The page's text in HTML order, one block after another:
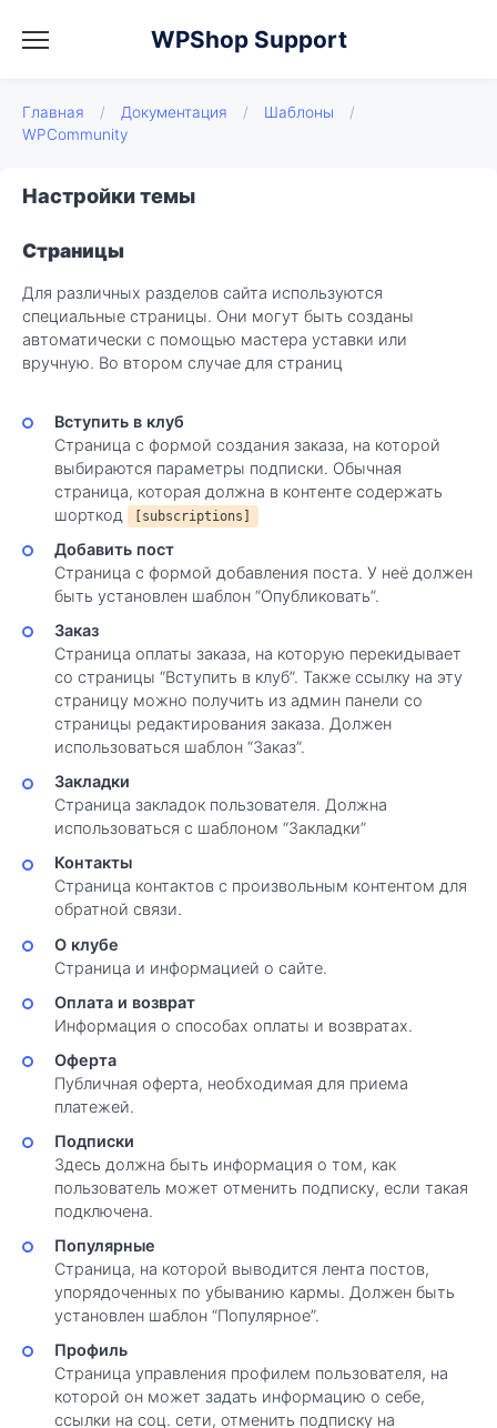
WPShop Support
Главная / Документация / Шаблоны
/
WPCommunity
Настройки темы
Страницы
Для различных разделов сайта используются
специальные страницы. Они могут быть созданы
автоматически с помощью мастера уставки или
вручную. Во втором случае для страниц
Вступить в клуб
Страница с формой создания заказа, на которой
выбираются параметры подписки. Обычная
страница, которая должна в контенте содержать
шорткод
[subscriptions]
Добавить пост
Страница с формой добавления поста. У неё должен
быть установлен шаблон “Опубликовать”.
Заказ
Страница оплаты заказа, на которую перекидывает
со страницы “Вступить в клуб”. Также ссылку на эту
страницу можно получить из админ панели со
страницы редактирования заказа. Должен
использоваться шаблон “Заказ”.
Закладки
Страница закладок пользователя. Должна
использоваться с шаблоном “Закладки”
Контакты
Страница контактов с произвольным контентом для
обратной связи.
О клубе
Страница и информацией о сайте.
Оплата и возврат
Информация о способах оплаты и возвратах.
Оферта
Публичная оферта, необходимая для приема
платежей.
Подписки
Здесь должна быть информация о том, как
пользователь может отменить подписку, если такая
подключена.
Популярные
Страница, на которой выводится лента постов,
упорядоченных по убыванию кармы. Должен быть
установлен шаблон “Популярное”.
Профиль
Страница управления профилем пользователя, на
которой он может задать информацию о себе,
ссылки на соц. сети, отменить подписку на